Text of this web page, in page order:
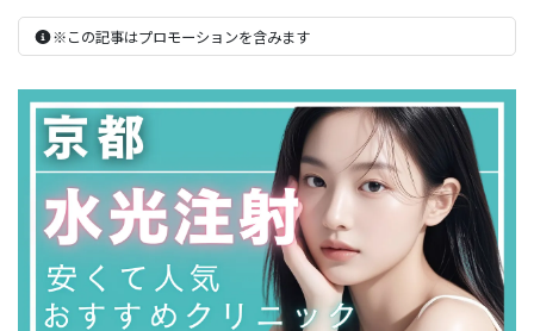
※この記事はプロモーションを含みます